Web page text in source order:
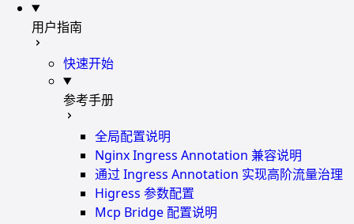
用户指南
快速开始
参考手册
全局配置说明
Nginx Ingress Annotation 兼容说明
通过 Ingress Annotation 实现高阶流量治理
Higress 参数配置
Mcp Bridge 配置说明